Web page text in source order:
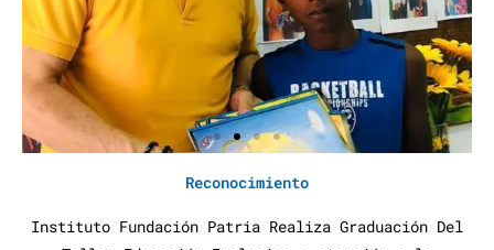
Reconocimiento
Instituto Fundación Patria Realiza Graduación Del